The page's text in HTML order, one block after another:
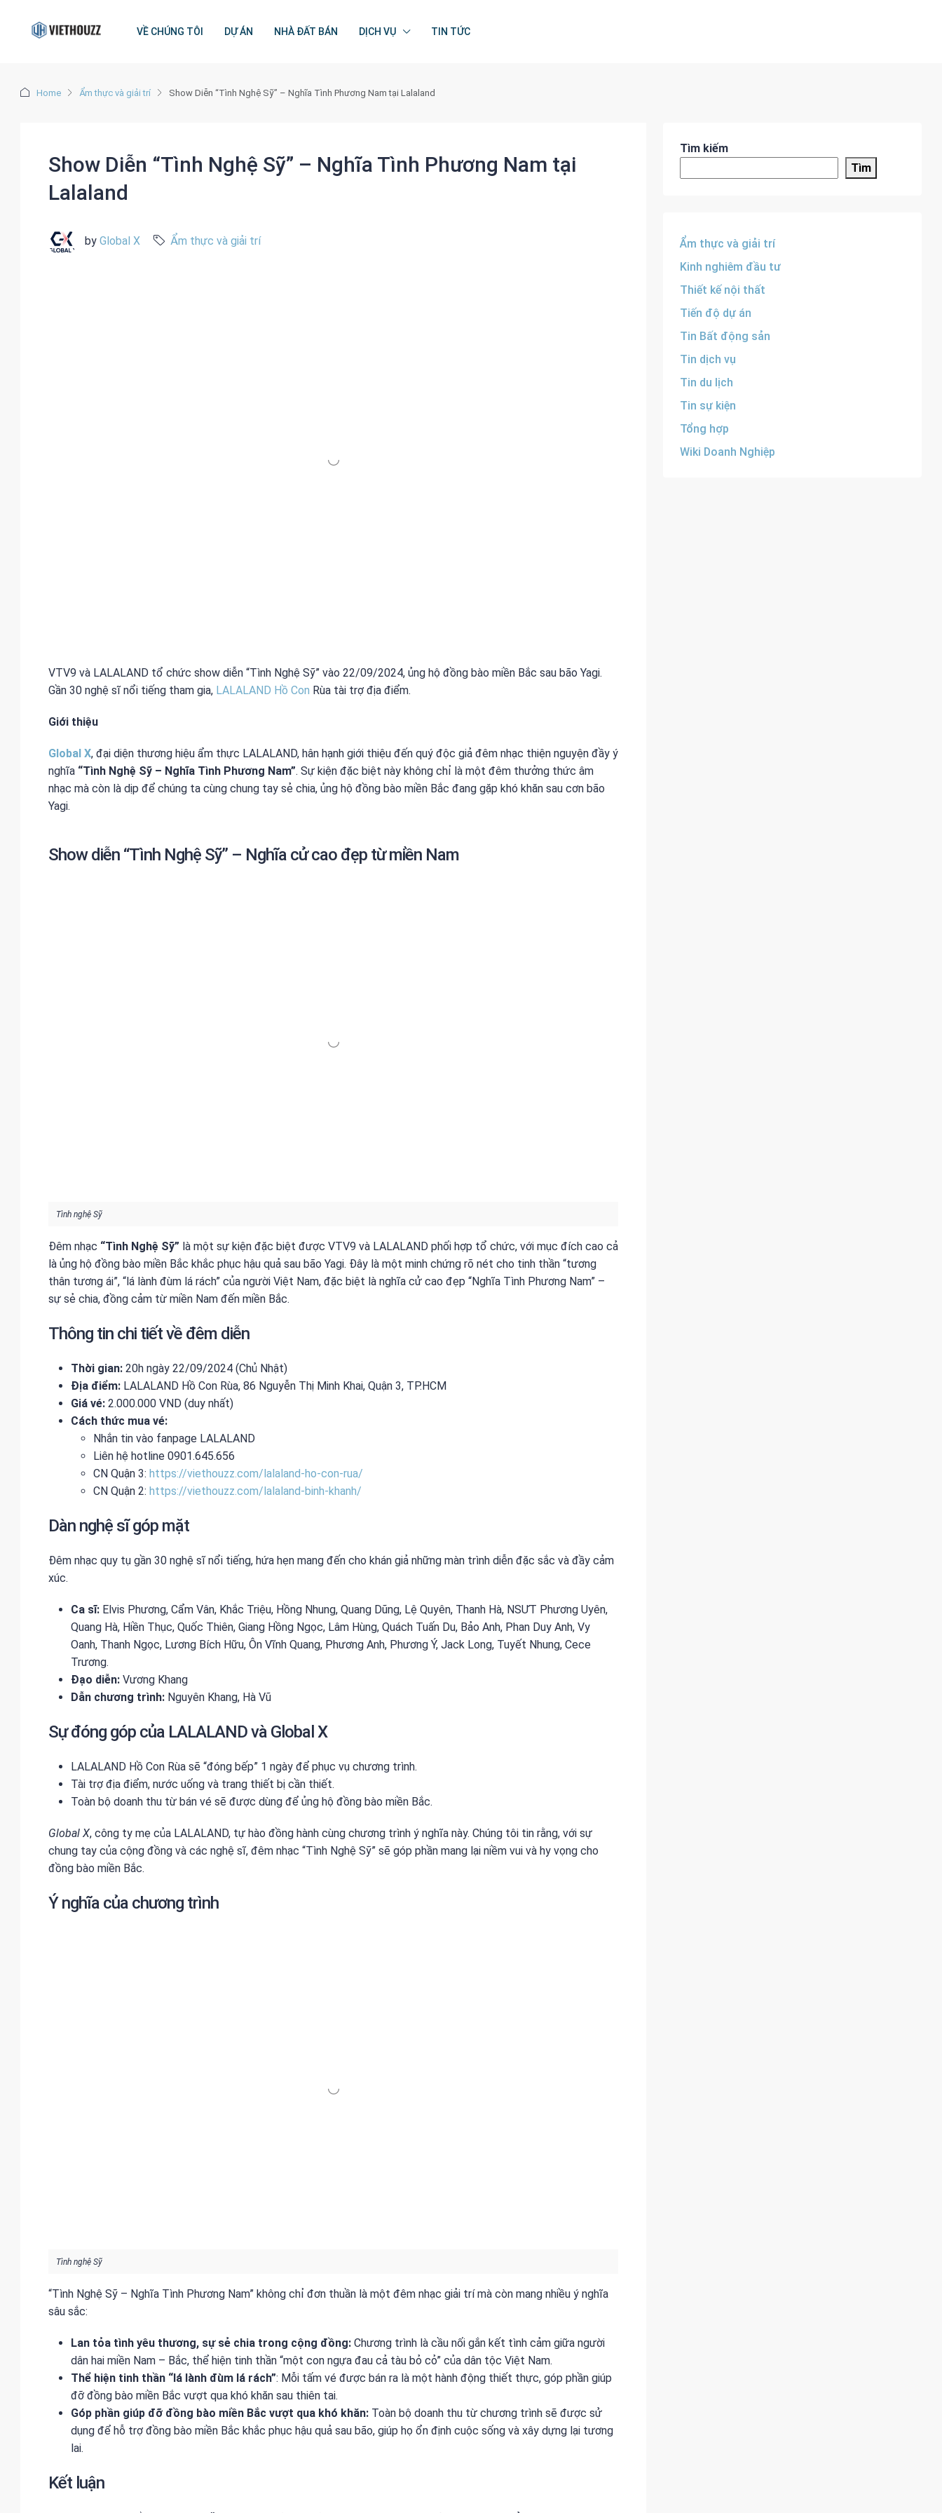
VỀ CHÚNG TÔI DỰ ÁN NHÀ ĐẤT BÁN DỊCH VỤ TIN TỨC
Home Ẩm thực và giải trí Show Diễn “Tình Nghệ Sỹ” – Nghĩa Tình Phương Nam tại Lalaland
Show Diễn “Tình Nghệ Sỹ” – Nghĩa Tình Phương Nam tại
Lalaland
by Global X Ẩm thực và giải trí
VTV9 và LALALAND tổ chức show diễn “Tình Nghệ Sỹ” vào 22/09/2024, ủng hộ đồng bào miền Bắc sau bão Yagi.
Gần 30 nghệ sĩ nổi tiếng tham gia, LALALAND Hồ Con Rùa tài trợ địa điểm.
Giới thiệu
Global X, đại diện thương hiệu ẩm thực LALALAND, hân hạnh giới thiệu đến quý độc giả đêm nhạc thiện nguyện đầy ý
nghĩa “Tình Nghệ Sỹ – Nghĩa Tình Phương Nam”. Sự kiện đặc biệt này không chỉ là một đêm thưởng thức âm
nhạc mà còn là dịp để chúng ta cùng chung tay sẻ chia, ủng hộ đồng bào miền Bắc đang gặp khó khăn sau cơn bão
Yagi.
Show diễn “Tình Nghệ Sỹ” – Nghĩa cử cao đẹp từ miền Nam
Tình nghệ Sỹ
Đêm nhạc “Tình Nghệ Sỹ” là một sự kiện đặc biệt được VTV9 và LALALAND phối hợp tổ chức, với mục đích cao cả
là ủng hộ đồng bào miền Bắc khắc phục hậu quả sau bão Yagi. Đây là một minh chứng rõ nét cho tinh thần “tương
thân tương ái”, “lá lành đùm lá rách” của người Việt Nam, đặc biệt là nghĩa cử cao đẹp “Nghĩa Tình Phương Nam” –
sự sẻ chia, đồng cảm từ miền Nam đến miền Bắc.
Thông tin chi tiết về đêm diễn
Thời gian: 20h ngày 22/09/2024 (Chủ Nhật)
Địa điểm: LALALAND Hồ Con Rùa, 86 Nguyễn Thị Minh Khai, Quận 3, TP.HCM
Giá vé: 2.000.000 VND (duy nhất)
Cách thức mua vé:
Nhắn tin vào fanpage LALALAND
Liên hệ hotline 0901.645.656
CN Quận 3: https://viethouzz.com/lalaland-ho-con-rua/
CN Quận 2: https://viethouzz.com/lalaland-binh-khanh/
Dàn nghệ sĩ góp mặt
Đêm nhạc quy tụ gần 30 nghệ sĩ nổi tiếng, hứa hẹn mang đến cho khán giả những màn trình diễn đặc sắc và đầy cảm
xúc.
Ca sĩ: Elvis Phương, Cẩm Vân, Khắc Triệu, Hồng Nhung, Quang Dũng, Lệ Quyên, Thanh Hà, NSƯT Phương Uyên,
Quang Hà, Hiền Thục, Quốc Thiên, Giang Hồng Ngọc, Lâm Hùng, Quách Tuấn Du, Bảo Anh, Phan Duy Anh, Vy
Oanh, Thanh Ngọc, Lương Bích Hữu, Ôn Vĩnh Quang, Phương Anh, Phương Ý, Jack Long, Tuyết Nhung, Cece
Trương.
Đạo diễn: Vương Khang
Dẫn chương trình: Nguyên Khang, Hà Vũ
Sự đóng góp của LALALAND và Global X
LALALAND Hồ Con Rùa sẽ “đóng bếp” 1 ngày để phục vụ chương trình.
Tài trợ địa điểm, nước uống và trang thiết bị cần thiết.
Toàn bộ doanh thu từ bán vé sẽ được dùng để ủng hộ đồng bào miền Bắc.
Global X, công ty mẹ của LALALAND, tự hào đồng hành cùng chương trình ý nghĩa này. Chúng tôi tin rằng, với sự
chung tay của cộng đồng và các nghệ sĩ, đêm nhạc “Tình Nghệ Sỹ” sẽ góp phần mang lại niềm vui và hy vọng cho
đồng bào miền Bắc.
Ý nghĩa của chương trình
Tình nghệ Sỹ
“Tình Nghệ Sỹ – Nghĩa Tình Phương Nam” không chỉ đơn thuần là một đêm nhạc giải trí mà còn mang nhiều ý nghĩa
sâu sắc:
Lan tỏa tình yêu thương, sự sẻ chia trong cộng đồng: Chương trình là cầu nối gắn kết tình cảm giữa người
dân hai miền Nam – Bắc, thể hiện tinh thần “một con ngựa đau cả tàu bỏ cỏ” của dân tộc Việt Nam.
Thể hiện tinh thần “lá lành đùm lá rách”: Mỗi tấm vé được bán ra là một hành động thiết thực, góp phần giúp
đỡ đồng bào miền Bắc vượt qua khó khăn sau thiên tai.
Góp phần giúp đỡ đồng bào miền Bắc vượt qua khó khăn: Toàn bộ doanh thu từ chương trình sẽ được sử
dụng để hỗ trợ đồng bào miền Bắc khắc phục hậu quả sau bão, giúp họ ổn định cuộc sống và xây dựng lại tương
lai.
Kết luận
Tìm kiếm
Tìm
Ẩm thực và giải trí
Kinh nghiêm đầu tư
Thiết kế nội thất
Tiến độ dự án
Tin Bất động sản
Tin dịch vụ
Tin du lịch
Tin sự kiện
Tổng hợp
Wiki Doanh Nghiệp